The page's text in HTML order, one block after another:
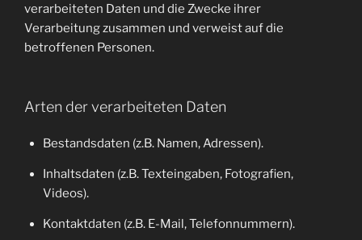
verarbeiteten Daten und die Zwecke ihrer
Verarbeitung zusammen und verweist auf die
betroffenen Personen.
Arten der verarbeiteten Daten
Bestandsdaten (z.B. Namen, Adressen).
Inhaltsdaten (z.B. Texteingaben, Fotografien,
Videos).
Kontaktdaten (z.B. E-Mail, Telefonnummern).